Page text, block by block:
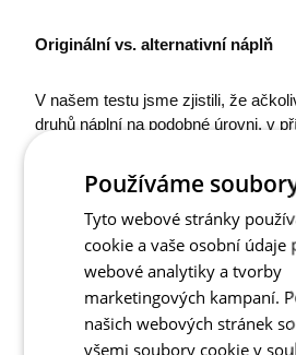
Originální vs. alternativní náplň
​V našem testu jsme zjistili, že
druhů náplní na podobné úrovni, v
Pro srovnání si prohlédněte
a kompatibilních náplní.
Používáme
Tyto webové stránky
cookie a vaše osobní údaje
webové analytiky a tvorby
marketingových kampaní.
našich webových stránek
všemi soubory cookie v